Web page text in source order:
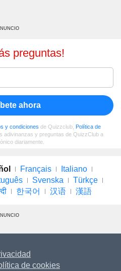
preguntas!
ahora
y condiciones de Quizzclub, Política de
adivinanzas y preguntas de QuizzClub a
diariamente.
Français
Italiano
Svenska
Türkçe
한국어 汉语 漢語
de cookies